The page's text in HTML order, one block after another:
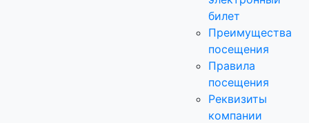
билет
Преимущества
посещения
Правила
посещения
Реквизиты
компании